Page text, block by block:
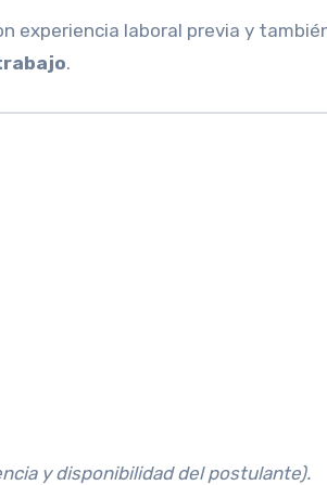
experiencia laboral previa y
.
y disponibilidad del postulante).